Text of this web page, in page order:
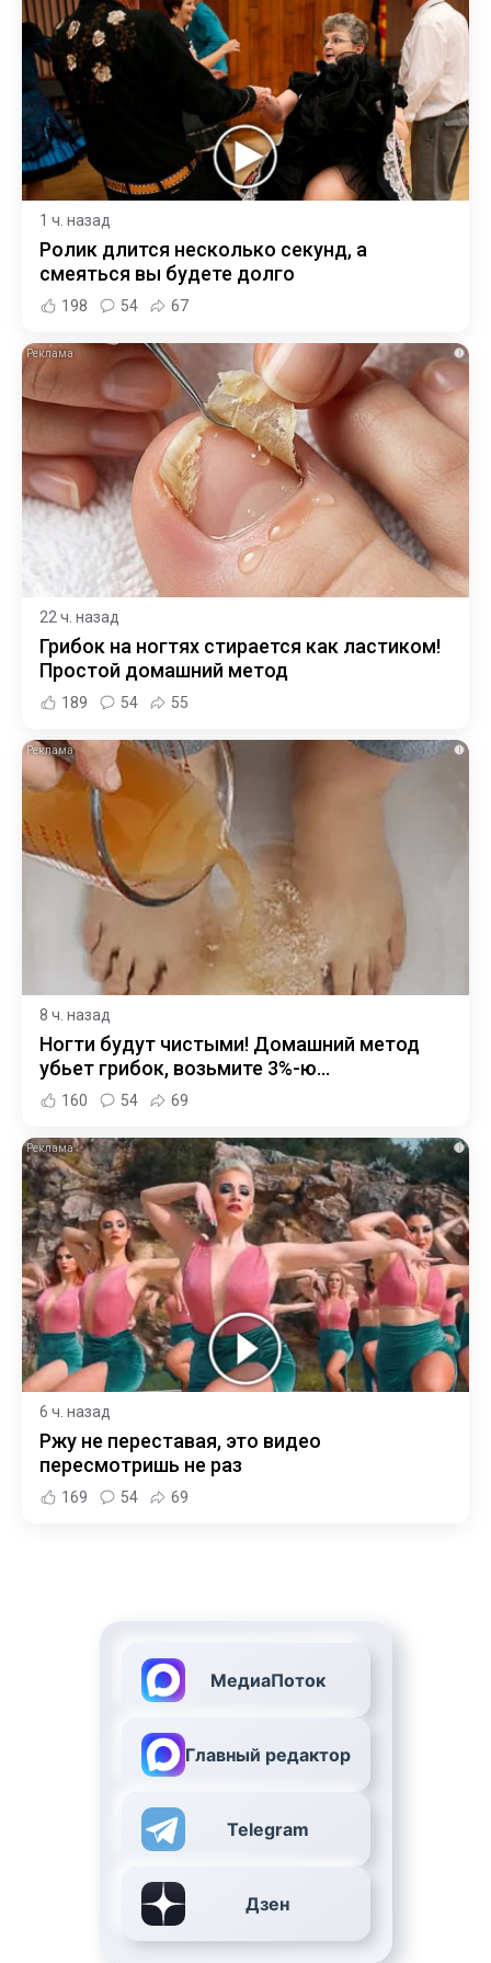
1 ч. назад
Ролик длится несколько секунд, а
смеяться вы будете долго
198 54 67
i
22 ч. назад
Грибок на ногтях стирается как ластиком!
Простой домашний метод
189 54 55
i
8 ч. назад
Ногти будут чистыми! Домашний метод
убьет грибок, возьмите 3%-ю…
160 54 69
i
6 ч. назад
Ржу не переставая, это видео
пересмотришь не раз
169 54 69
МедиаПоток
Главный редактор
Telegram
Дзен